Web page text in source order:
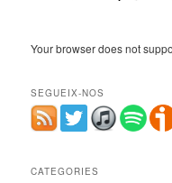
Your browser does not
SEGUEIX-NOS
CATEGORIES